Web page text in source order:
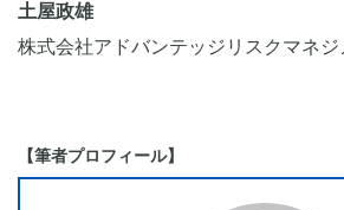
土屋政雄
株式会社アドバンテッジリスクマネ
【筆者プロフィール】